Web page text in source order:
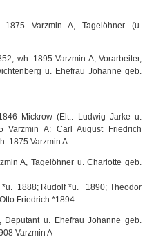
Varzmin A, Tagelöhner (u.
wh. 1895 Varzmin A, Vorarbeiter,
u. Ehefrau Johanne geb.
Mickrow (Elt.: Ludwig Jarke u.
Varzmin A: Carl August Friedrich
1875 Varzmin A
A, Tagelöhner u. Charlotte geb.
Rudolf *u.+ 1890; Theodor
Friedrich *1894
Deputant u. Ehefrau Johanne geb.
Varzmin A